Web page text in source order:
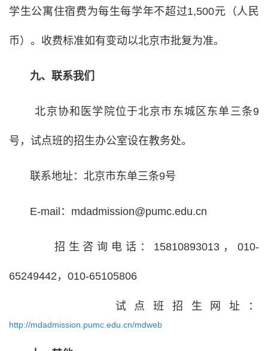
学生公寓住宿费为每生每学年不超过1,500元（人民
币）。收费标准如有变动以北京市批复为准。
九、联系我们
北京协和医学院位于北京市东城区东单三条9
号，试点班的招生办公室设在教务处。
联系地址：北京市东单三条9号
E-mail：mdadmission@pumc.edu.cn
招生咨询电话：15810893013，010-
65249442，010-65105806
试点班招生网址：
http://mdadmission.pumc.edu.cn/mdweb